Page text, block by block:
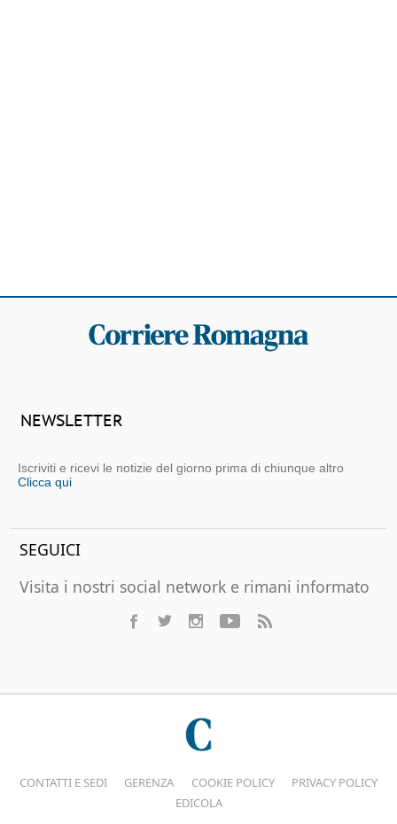
NEWSLETTER
Iscriviti e ricevi le notizie del giorno prima di chiunque altro
Clicca qui
SEGUICI
Visita i nostri social network e rimani informato
CONTATTI E SEDI GERENZA COOKIE POLICY
PRIVACY POLICY
EDICOLA